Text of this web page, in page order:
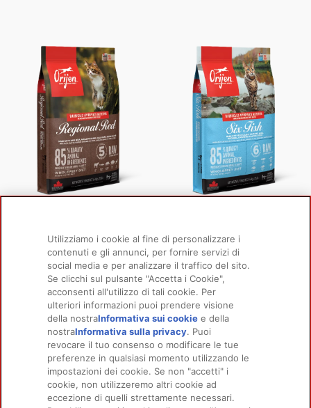
REGIONAL RED™
Formati disponibili
1.8kg/5.4kg/340g
SIX FISH™
Formati disponibili
1.8kg/5.4kg/340g
PRODOTTI
Per gatti
SCOPRI DI PIÙ
Chi siamo
FAQ
Utilizziamo i cookie al fine di personalizzare i
contenuti e gli annunci, per fornire servizi di
social media e per analizzare il traffico del sito.
Se clicchi sul pulsante "Accetta i Cookie",
acconsenti all'utilizzo di tali cookie. Per
ulteriori informazioni puoi prendere visione
della nostraInformativa sui cookie (opens in a
new tab)
e della
nostraInformativa sulla privacy(opens in a new
tab)
. Puoi
revocare il tuo consenso o modificare le tue
preferenze in qualsiasi momento utilizzando le
impostazioni dei cookie. Se non "accetti" i
cookie, non utilizzeremo altri cookie ad
eccezione di quelli strettamente necessari.